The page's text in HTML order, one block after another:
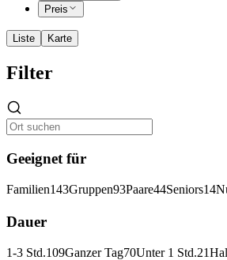
Preis
Liste Karte
Filter
Geeignet für
Familien143Gruppen93Paare44Seniors14
Dauer
1-3 Std.109Ganzer Tag70Unter 1 Std.21